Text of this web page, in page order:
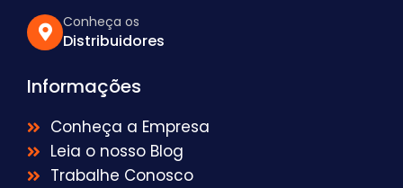
Conheça os
Distribuidores
Informações
Conheça a Empresa
Leia o nosso Blog
Trabalhe Conosco